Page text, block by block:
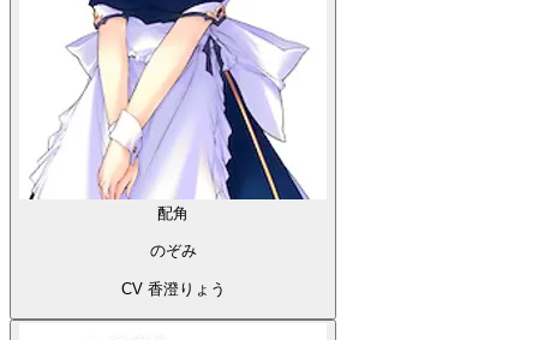
配角
のぞみ
CV 香澄りょう